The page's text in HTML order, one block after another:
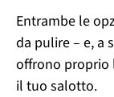
Entrambe le
da pulire – e, a
offrono proprio
il tuo salotto.